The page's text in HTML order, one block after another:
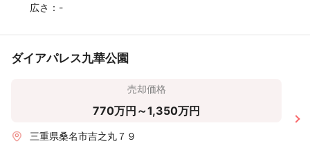
広さ： -
ダイアパレス九華公園
売却価格
770万円～1,350万円
三重県桑名市吉之丸７９